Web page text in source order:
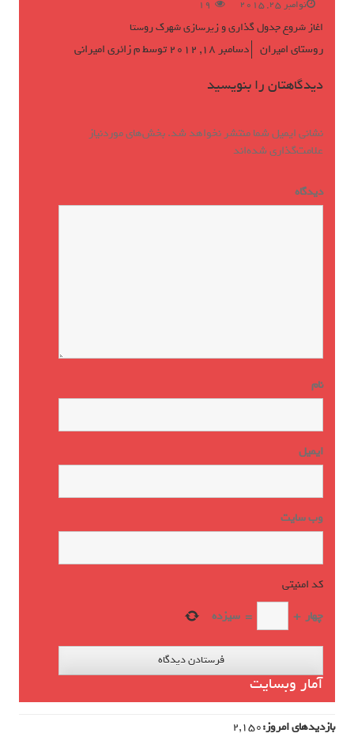
نوامبر 25, 2015 19
اغاز شروع جدول گذاری و زیرسازی شهرک روستا
روستای امیران دسامبر 18, 2012 توسطم زائری امیرانی
دیدگاهتان را بنویسید
نشانی ایمیل شما منتشر نخواهد شد.بخش‌های موردنیاز
علامت‌گذاری شده‌اند
دیدگاه
نام
ایمیل
وب‌ سایت
کد امنیتی*
چهار +
= سیزده
آمار وبسایت
بازدیدهای امروز:2,150